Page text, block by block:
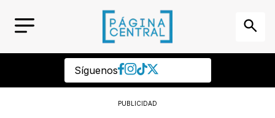
Síguenos
PUBLICIDAD